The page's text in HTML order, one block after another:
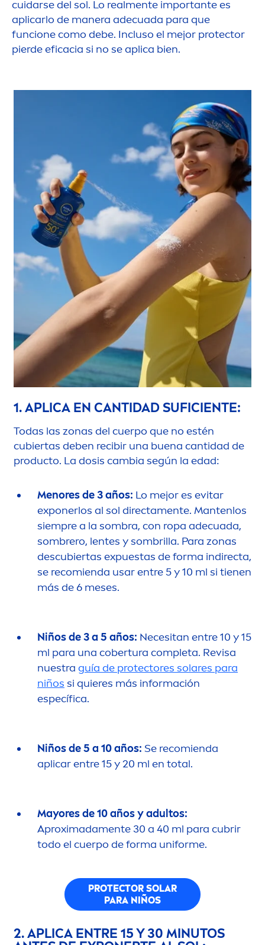
cuidarse del sol. Lo realmente importante es
aplicarlo de manera adecuada para que
funcione como debe. Incluso el mejor protector
pierde eficacia si no se aplica bien.
1. APLICA EN CANTIDAD SUFICIENTE:
Todas las zonas del cuerpo que no estén
cubiertas deben recibir una buena cantidad de
producto. La dosis cambia según la edad:
Menores de 3 años: Lo mejor es evitar
exponerlos al sol directamente. Mantenlos
siempre a la sombra, con ropa adecuada,
sombrero, lentes y sombrilla. Para zonas
descubiertas expuestas de forma indirecta,
se recomienda usar entre 5 y 10 ml si tienen
más de 6 meses.
Niños de 3 a 5 años: Necesitan entre 10 y 15
ml para una cobertura completa. Revisa
nuestra guía de protectores solares para
niños si quieres más información
específica.
Niños de 5 a 10 años: Se recomienda
aplicar entre 15 y 20 ml en total.
Mayores de 10 años y adultos:
Aproximadamente 30 a 40 ml para cubrir
todo el cuerpo de forma uniforme.
PROTECTOR SOLAR
PARA NIÑOS
2. APLICA ENTRE 15 Y 30 MINUTOS